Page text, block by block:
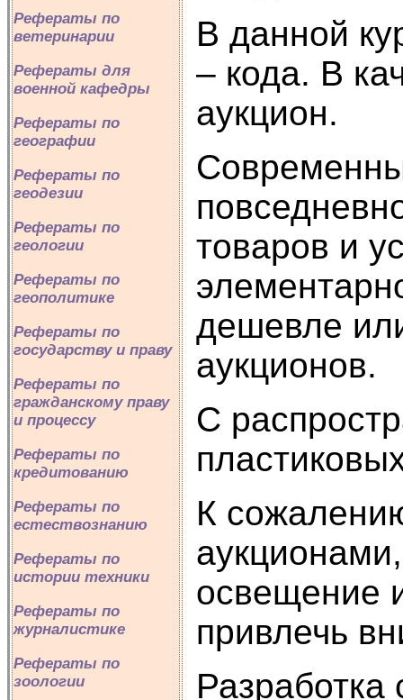
Рефераты по
ветеринарии
Рефераты для
военной кафедры
Рефераты по
географии
Рефераты по
геодезии
Рефераты по
геологии
Рефераты по
геополитике
Рефераты по
государству и праву
Рефераты по
гражданскому праву
и процессу
Рефераты по
кредитованию
Рефераты по
естествознанию
Рефераты по
истории техники
Рефераты по
журналистике
Рефераты по
зоологии
В данной
– кода. В
аукцион.
товаров и
дешевле
аукционов.
С
К
освещение
привлечь
Разработка